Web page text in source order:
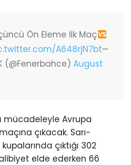
Ön Eleme İlk Maç
A648rjN7bt—
(@Fenerbahce) August
mücadeleyle Avrupa
çıkacak. Sarı-
çıktığı 302
elde ederken 66